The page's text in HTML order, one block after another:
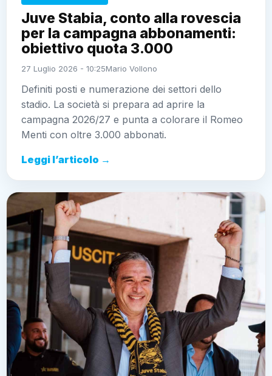
Juve Stabia, conto alla rovescia
per la campagna abbonamenti:
obiettivo quota 3.000
27 Luglio 2026 - 10:25Mario Vollono
Definiti posti e numerazione dei settori dello
stadio. La società si prepara ad aprire la
campagna 2026/27 e punta a colorare il Romeo
Menti con oltre 3.000 abbonati.
Leggi l’articolo →